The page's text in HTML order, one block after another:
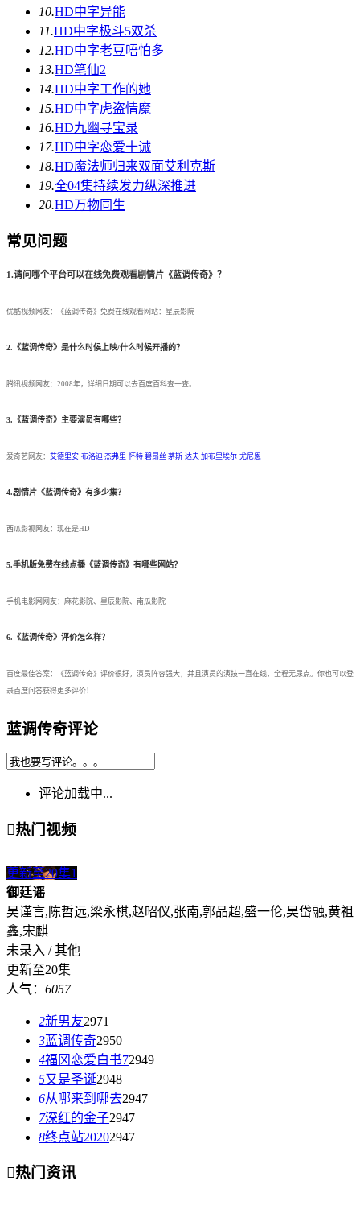
10.HD中字异能
11.HD中字极斗5双杀
12.HD中字老豆唔怕多
13.HD笔仙2
14.HD中字工作的她
15.HD中字虎盗情魔
16.HD九幽寻宝录
17.HD中字恋爱十诫
18.HD魔法师归来双面艾利克斯
19.全04集持续发力纵深推进
20.HD万物同生
常见问题
1.请问哪个平台可以在线免费观看剧情片《蓝调传奇》？
优酷视频网友：《蓝调传奇》免费在线观看网站：星辰影院
2.《蓝调传奇》是什么时候上映/什么时候开播的？
腾讯视频网友：2008年，详细日期可以去百度百科查一查。
3.《蓝调传奇》主要演员有哪些？
爱奇艺网友： 艾德里安·布洛迪 杰弗里·怀特 碧昂丝 茅斯·达夫 加布里埃尔·尤尼恩
4.剧情片《蓝调传奇》有多少集？
西瓜影视网友：现在是HD
5.手机版免费在线点播《蓝调传奇》有哪些网站？
手机电影网网友：麻花影院、星辰影院、南瓜影院
6.《蓝调传奇》评价怎么样？
百度最佳答案：《蓝调传奇》评价很好，演员阵容强大，并且演员的演技一直在线，全程无尿点。你也可以登
录百度问答获得更多评价！
蓝调传奇评论
评论加载中...
热门视频
更新至20集1
御廷谣
吴谨言,陈哲远,梁永棋,赵昭仪,张南,郭品超,盛一伦,吴岱融,黄祖
鑫,宋麒
未录入 / 其他
更新至20集
人气： 6057
2新男友2971
3蓝调传奇2950
4福冈恋爱白书72949
5又是圣诞2948
6从哪来到哪去2947
7深红的金子2947
8终点站20202947
热门资讯